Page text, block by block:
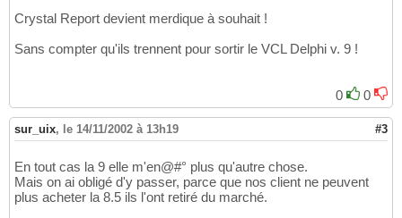
Crystal Report devient merdique à souhait !
Sans compter qu'ils trennent pour sortir le VCL Delphi v. 9 !
0 0
sur_uix, le 14/11/2002 à 13h19 #3
En tout cas la 9 elle m'en@#° plus qu'autre chose.
Mais on ai obligé d'y passer, parce que nos client ne peuvent
plus acheter la 8.5 ils l'ont retiré du marché.